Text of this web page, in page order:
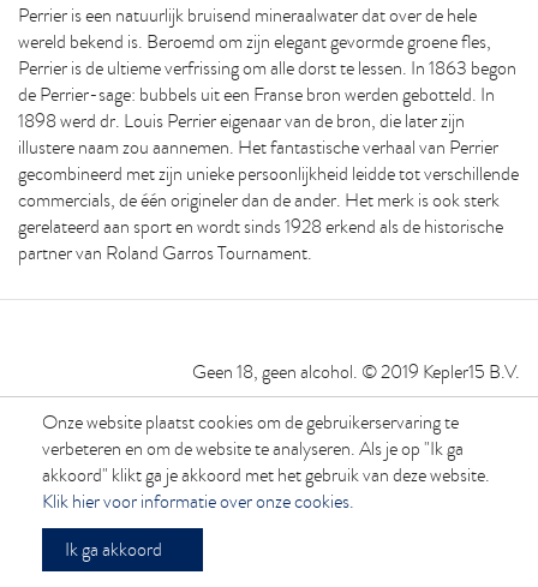
Onze website plaatst cookies om de gebruikerservaring te
verbeteren en om de website te analyseren. Als je op "Ik ga
akkoord" klikt ga je akkoord met het gebruik van deze website.
Klik hier voor informatie over onze cookies.
Ik ga akkoord
Perrier is een natuurlijk bruisend mineraalwater dat over de hele
wereld bekend is. Beroemd om zijn elegant gevormde groene fles,
Perrier is de ultieme verfrissing om alle dorst te lessen. In 1863 begon
de Perrier-sage: bubbels uit een Franse bron werden gebotteld. In
1898 werd dr. Louis Perrier eigenaar van de bron, die later zijn
illustere naam zou aannemen. Het fantastische verhaal van Perrier
gecombineerd met zijn unieke persoonlijkheid leidde tot verschillende
commercials, de één origineler dan de ander. Het merk is ook sterk
gerelateerd aan sport en wordt sinds 1928 erkend als de historische
partner van Roland Garros Tournament.
Geen 18, geen alcohol. © 2019 Kepler15 B.V.
Webwinkel ontwikkeld door Storefront